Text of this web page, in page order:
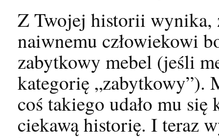
Z Twojej historii wynika,
naiwnemu człowiekowi
zabytkowy mebel (jeśli
kategorię „zabytkowy”).
coś takiego udało mu
ciekawą historię. I teraz